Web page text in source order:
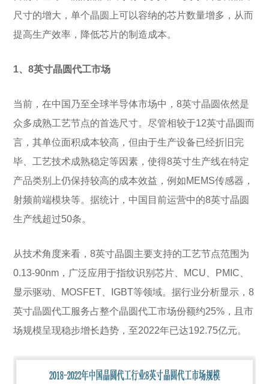
尺寸的增大，单个晶圆上可以容纳的芯片数量增多，从而
提高生产效率，降低芯片的制造成本。
1、8英寸晶圆代工市场
当前，在中国乃至全球半导体市场中，8英寸晶圆依然是
众多成熟工艺节点的首选尺寸。尽管相较于12英寸晶圆而
言，其单位面积成本较高，但由于生产设备已经折旧完
毕、工艺技术成熟稳定等因素，使得8英寸生产线在特定
产品类别上仍保持较高的成本效益，例如MEMS传感器，
射频前端模块等。据统计，中国目前运营中的8英寸晶圆
生产线超过50条。
从技术角度来看，8英寸晶圆主要支持的工艺节点范围为
0.13-90nm，广泛应用于指纹识别芯片、MCU、PMIC、
显示驱动、MOSFET、IGBT等领域。据行业分析显示，8
英寸晶圆代工服务占整个晶圆代工市场份额约25%，且市
场规模呈现稳步增长趋势，至2022年已达192.75亿元。